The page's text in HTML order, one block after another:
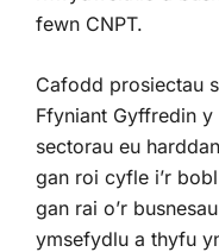
fewn CNPT.
Cafodd prosiectau
Ffyniant Gyffredin
sectorau eu
gan roi cyfle i’r
gan rai o’r
ymsefydlu a thyfu